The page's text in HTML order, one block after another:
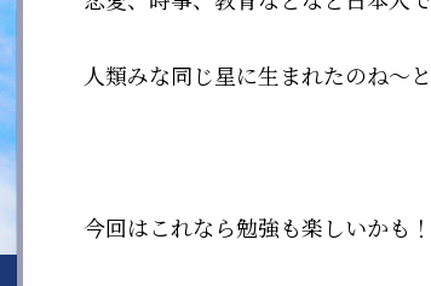
人類みな同じ星に生まれたのね〜
今回はこれなら勉強も楽しいかも